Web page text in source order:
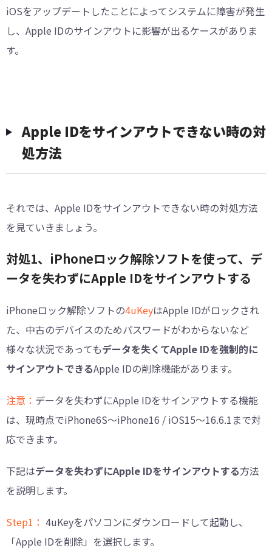
iOSをアップデートしたことによってシステムに障害が発生
し、Apple IDのサインアウトに影響が出るケースがありま
す。
Apple IDをサインアウトできない時の対
処方法
それでは、Apple IDをサインアウトできない時の対処方法
を見ていきましょう。
対処1、iPhoneロック解除ソフトを使って、デ
ータを失わずにApple IDをサインアウトする
iPhoneロック解除ソフトの4uKeyはApple IDがロックされ
た、中古のデバイスのためパスワードがわからないなど
様々な状況であってもデータを失くてApple IDを強制的に
サインアウトできるApple IDの削除機能があります。
注意： データを失わずにApple IDをサインアウトする機能
は、現時点でiPhone6S～iPhone16 / iOS15～16.6.1まで対
応できます。
下記はデータを失わずにApple IDをサインアウトする方法
を説明します。
Step1： 4uKeyをパソコンにダウンロードして起動し、
「Apple IDを削除」を選択します。